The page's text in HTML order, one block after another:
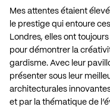
Mes attentes étaient
le prestige qui entoure
Londres, elles ont
pour démontrer la
gardisme. Avec leur
présenter sous leur
architecturales
et par la thématique de